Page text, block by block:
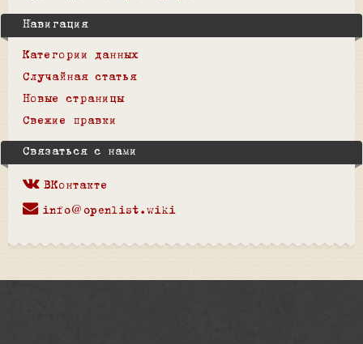
Навигация
Категории данных
Случайная статья
Новые страницы
Свежие правки
Связаться с нами
ВКонтакте
info@openlist.wiki